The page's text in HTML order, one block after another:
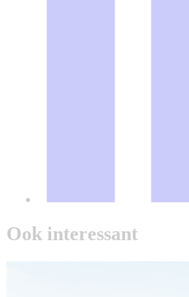
Ook interessant